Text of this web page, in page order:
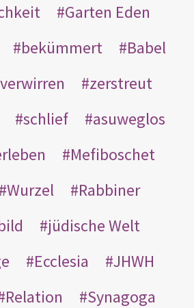
Garten Eden
bekümmert
Babel
verwirren
zerstreut
schlief
asuweglos
Mefiboschet
Wurzel
Rabbiner
jüdische Welt
Ecclesia
JHWH
Relation
Synagoga